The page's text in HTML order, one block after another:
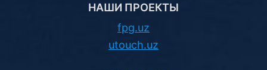
НАШИ ПРОЕКТЫ
fpg.uz
utouch.uz